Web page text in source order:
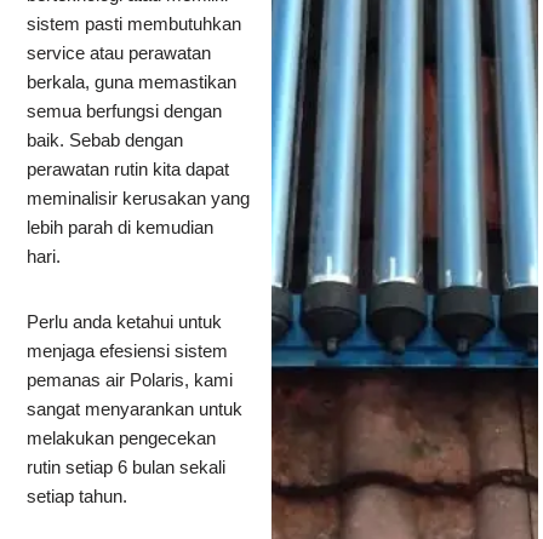
sistem pasti membutuhkan
service atau perawatan
berkala, guna memastikan
semua berfungsi dengan
baik. Sebab dengan
perawatan rutin kita dapat
meminalisir kerusakan yang
lebih parah di kemudian
hari.
Perlu anda ketahui untuk
menjaga efesiensi sistem
pemanas air Polaris, kami
sangat menyarankan untuk
melakukan pengecekan
rutin setiap 6 bulan sekali
setiap tahun.